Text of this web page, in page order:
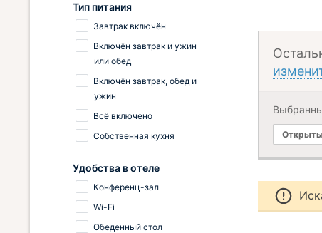
Тип питания
Завтрак включён
Включён завтрак и ужин
или обед
Включён завтрак, обед и
ужин
Всё включено
Собственная кухня
Удобства в отеле
Конференц-зал
Wi-Fi
Обеденный стол